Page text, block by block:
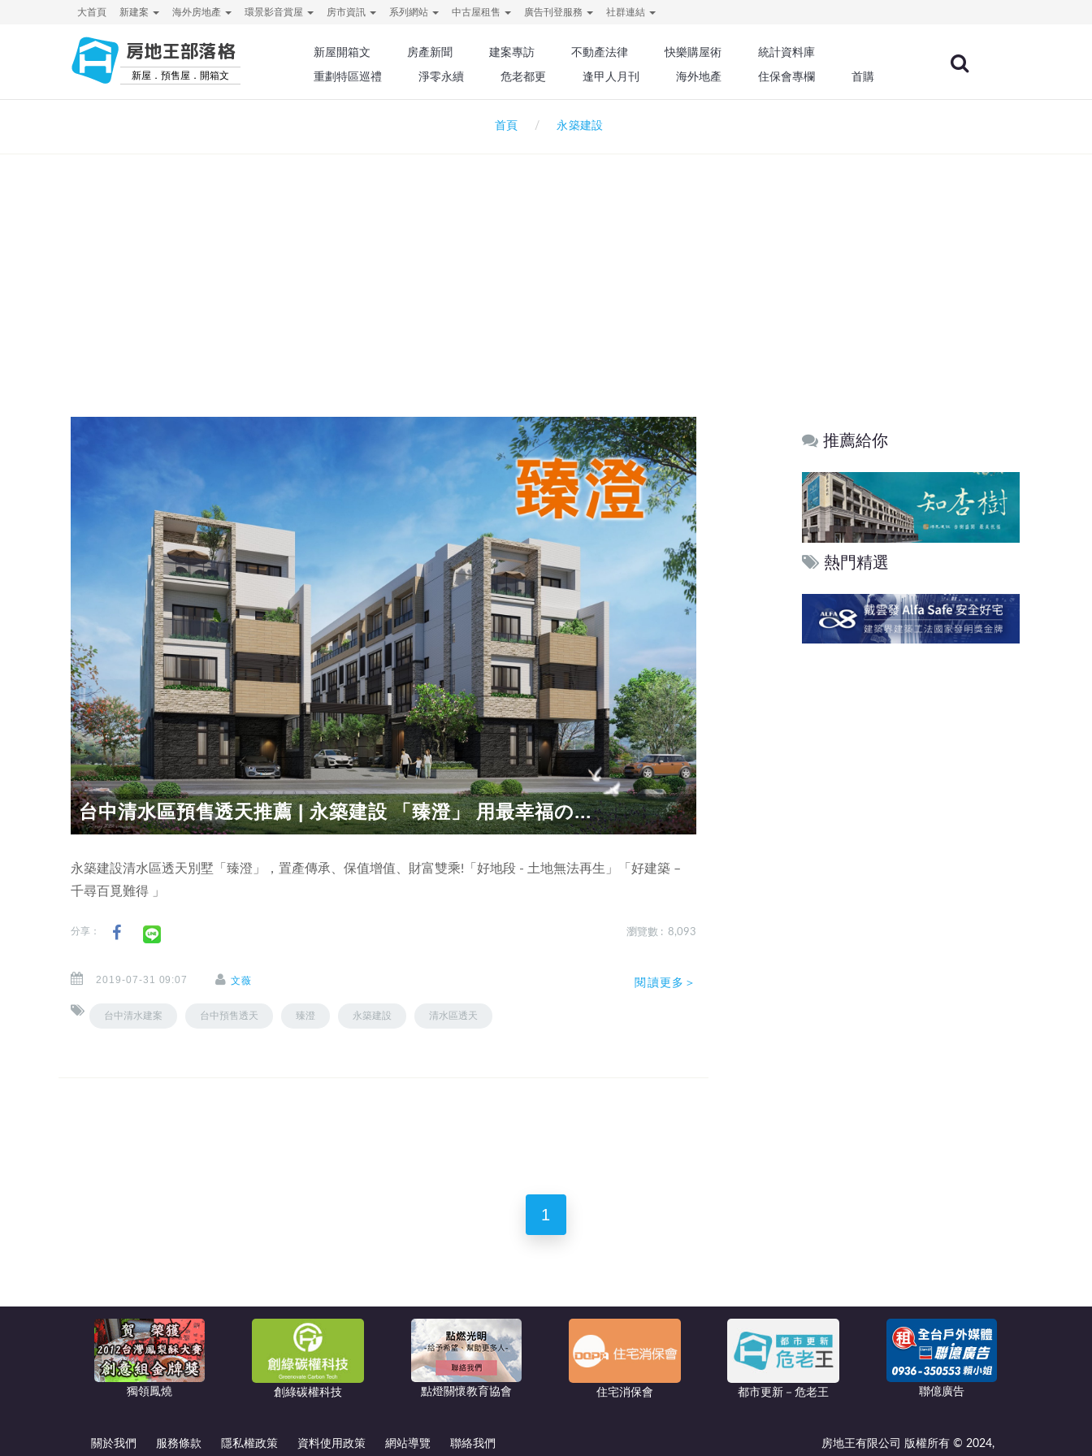
大首頁 新建案 海外房地產 環景影音賞屋 房市資訊 系列網站 中古屋租售 廣告刊登服務 社群連結
房地王部落格
新屋．預售屋．開箱文
新屋開箱文 房產新聞 建案專訪 不動產法律 快樂購屋術
統計資料庫
重劃特區巡禮
淨零永續 危老都更 逢甲人月刊 海外地產 住保會專欄 首購
首頁 永築建設
台中清水區預售透天推薦 | 永築建設 「臻澄」 用最幸福の...
永築建設清水區透天別墅「臻澄」，置產傳承、保值增值、財富雙乘!「好地段 - 土地無法再生」「好建築 –
千尋百覓難得 」
分享： 瀏覽數 : 8,093
2019-07-31 09:07 文薇
台中清水建案 台中預售透天 臻澄 永築建設 清水區透天
閱讀更多＞
推薦給你
熱門精選
1
獨領鳳燒 創綠碳權科技 點燈關懷教育協會 住宅消保會 都市更新－危老王 聯億廣告
關於我們 服務條款 隱私權政策 資料使用政策 網站導覽 聯絡我們 房地王有限公司 版權所有 © 2024,